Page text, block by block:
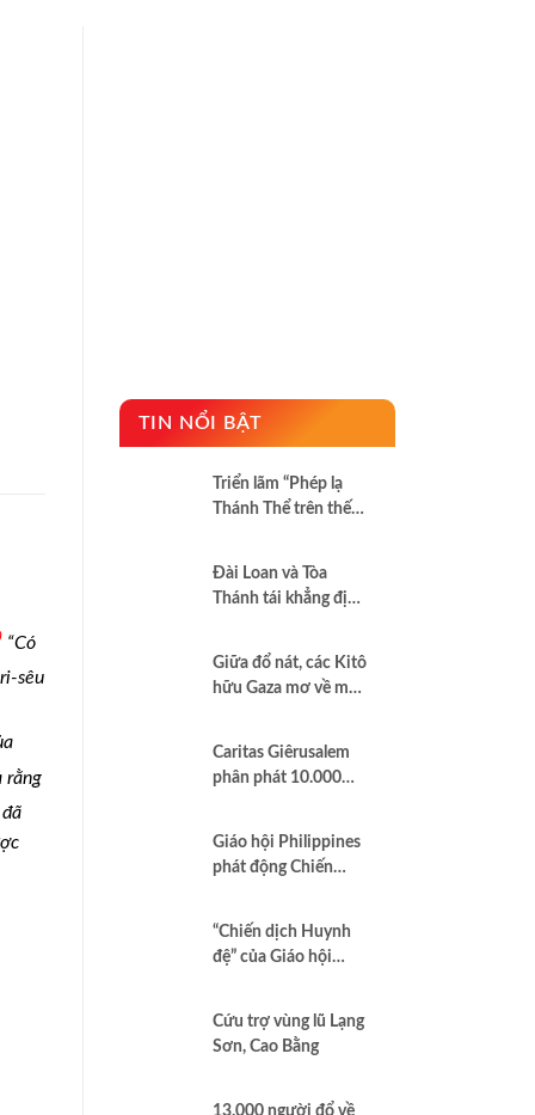
“Có
sêu
rằng
TIN NỔI BẬT
Triển lãm “Phép lạ
Thánh Thể trên thế
Đài Loan và Tòa
Thánh tái khẳng định
hòa bình và dân chủ
Giữa đổ nát, các Kitô
hữu Gaza mơ về một
Caritas Giêrusalem
phân phát 10.000
tại Dải Gaza
Giáo hội Philippines
phát động Chiến
chống tham nhũng
và cầu nguyện cho
quốc gia
“Chiến dịch Huynh
đệ” của Giáo hội
cao nhất của Bác ái
Cứu trợ vùng lũ Lạng
Sơn, Cao Bằng